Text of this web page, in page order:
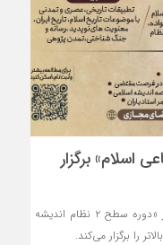
اسلام» برگزار
معاونت تهذیب و تربیت حوزه های علمیه کشور «دوره سطح ۲ نظام اندیشه
را برگزار می‌کند.